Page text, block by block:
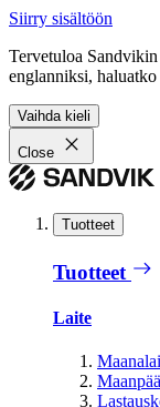
Siirry sisältöön
Tervetuloa
englanniksi,
Vaihda kieli
Close
Tuotteet
Tuotteet
Laite